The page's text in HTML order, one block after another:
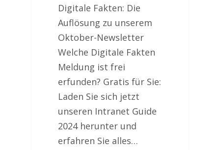
Digitale Fakten: Die
Auflösung zu unserem
Oktober-Newsletter
Welche Digitale Fakten
Meldung ist frei
erfunden? Gratis für Sie:
Laden Sie sich jetzt
unseren Intranet Guide
2024 herunter und
erfahren Sie alles…